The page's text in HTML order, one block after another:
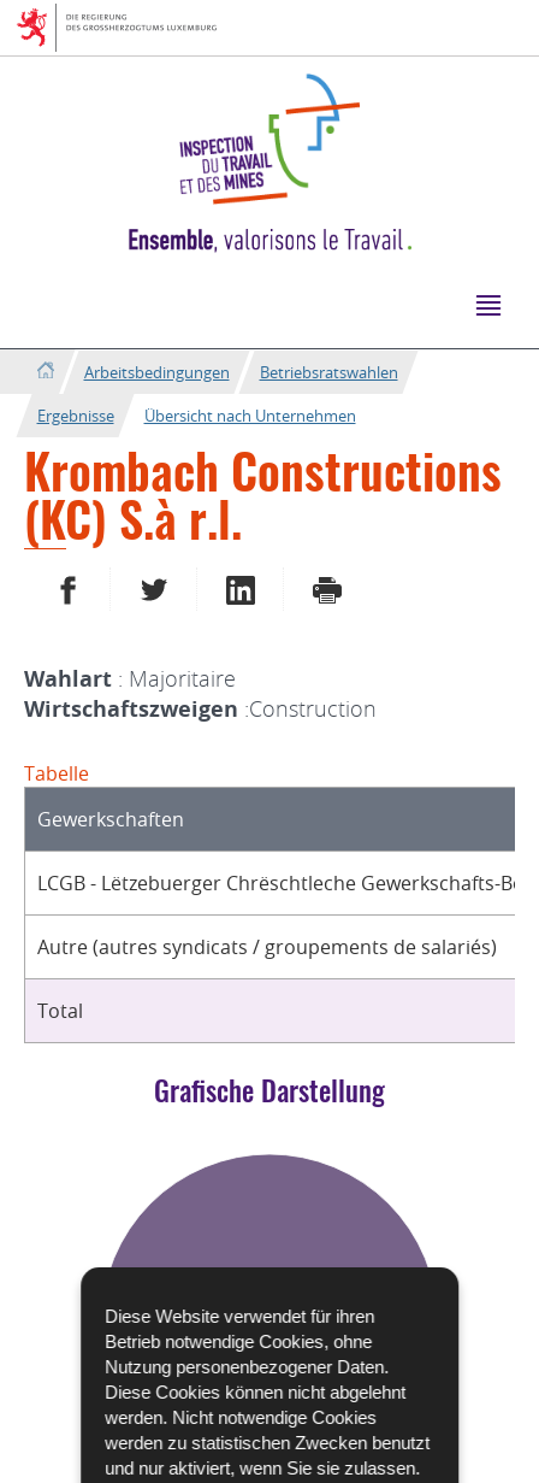
Diese Website verwendet für ihren
Betrieb notwendige Cookies, ohne
Nutzung personenbezogener Daten.
Diese Cookies können nicht abgelehnt
werden. Nicht notwendige Cookies
werden zu statistischen Zwecken benutzt
und nur aktiviert, wenn Sie sie zulassen.
Zur
Navigation
Zum
Inhalt
Arbeitsbedingungen
Betriebsratswahlen
Ergebnisse
Übersicht nach Unternehmen
Krombach Constructions
(KC) S.à r.l.
AUF FACEBOOK TEILENAUF TWITTER TEILENAUF LINKEDIN TEILEN
DRUCKEN
Wahlart : Majoritaire
Wirtschaftszweigen :Construction
Tabelle
Gewerkschaften
LCGB - Lëtzebuerger Chrëschtleche Gewerkschafts-
Autre (autres syndicats / groupements de salariés)
Total
Grafische Darstellung